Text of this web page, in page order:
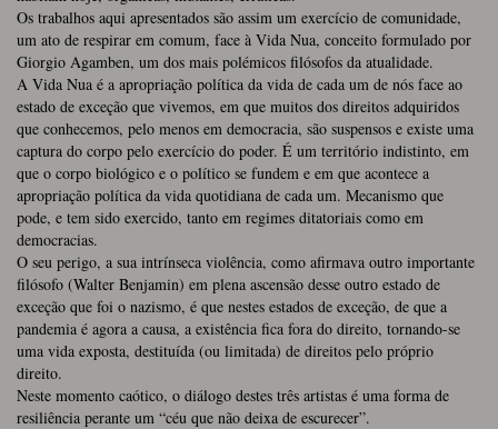
Os trabalhos aqui apresentados são assim um exercício de comunidade,
um ato de respirar em comum, face à Vida Nua, conceito formulado por
Giorgio Agamben, um dos mais polémicos filósofos da atualidade.
A Vida Nua é a apropriação política da vida de cada um de nós face ao
estado de exceção que vivemos, em que muitos dos direitos adquiridos
que conhecemos, pelo menos em democracia, são suspensos e existe uma
captura do corpo pelo exercício do poder. É um território indistinto, em
que o corpo biológico e o político se fundem e em que acontece a
apropriação política da vida quotidiana de cada um. Mecanismo que
pode, e tem sido exercido, tanto em regimes ditatoriais como em
democracias.
O seu perigo, a sua intrínseca violência, como afirmava outro importante
filósofo (Walter Benjamin) em plena ascensão desse outro estado de
exceção que foi o nazismo, é que nestes estados de exceção, de que a
pandemia é agora a causa, a existência fica fora do direito, tornando-se
uma vida exposta, destituída (ou limitada) de direitos pelo próprio
direito.
Neste momento caótico, o diálogo destes três artistas é uma forma de
resiliência perante um “céu que não deixa de escurecer”.